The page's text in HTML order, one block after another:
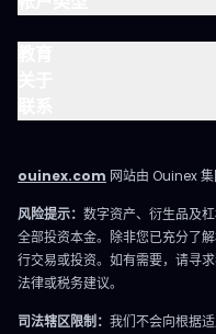
ouinex.com 网站由 Ouinex 集
风险提示： 数字资产、衍生品及
全部投资本金。除非您已充分了
行交易或投资。如有需要，请寻
法律或税务建议。
司法辖区限制： 我们不会向根据